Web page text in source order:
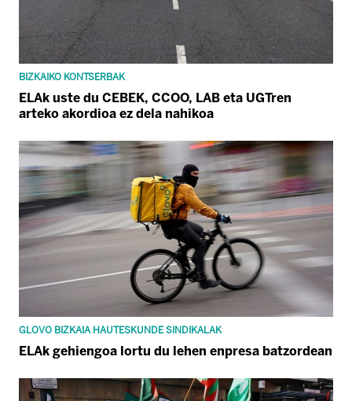
BIZKAIKO KONTSERBAK
ELAk uste du CEBEK, CCOO, LAB eta UGTren
arteko akordioa ez dela nahikoa
GLOVO BIZKAIA HAUTESKUNDE SINDIKALAK
ELAk gehiengoa lortu du lehen enpresa batzordean